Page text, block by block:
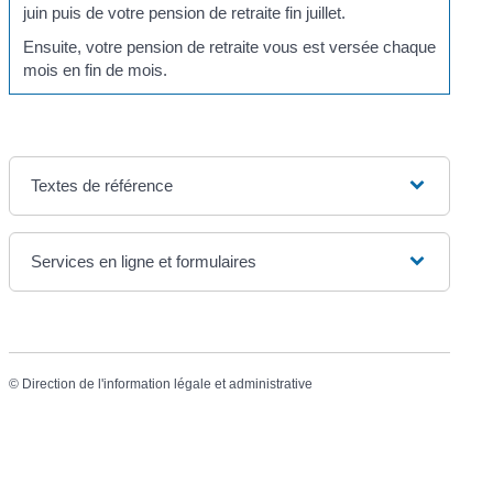
juin puis de votre pension de retraite fin juillet.
Ensuite, votre pension de retraite vous est versée chaque
mois en fin de mois.
Textes de référence
Services en ligne et formulaires
© Direction de l'information légale et administrative